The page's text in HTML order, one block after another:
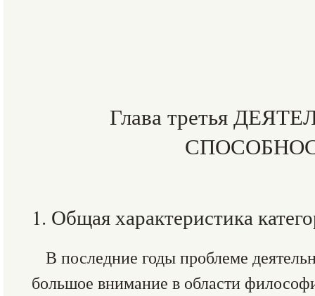
Глава третья
1. Общая характеристика
В последние годы проблеме
большое внимание в области